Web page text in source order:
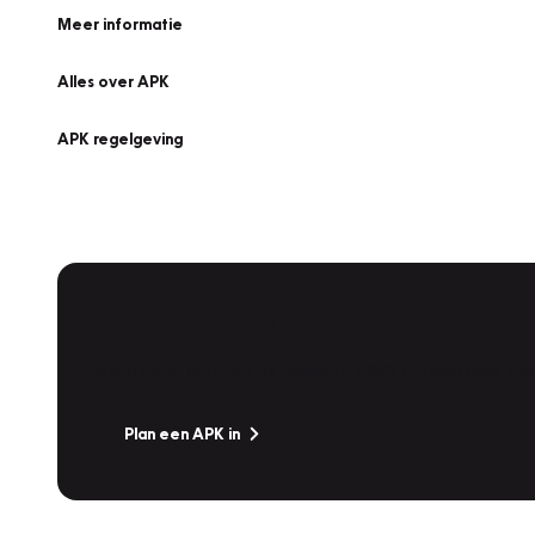
Meer informatie
Alles over APK
APK regelgeving
Plan een APK in